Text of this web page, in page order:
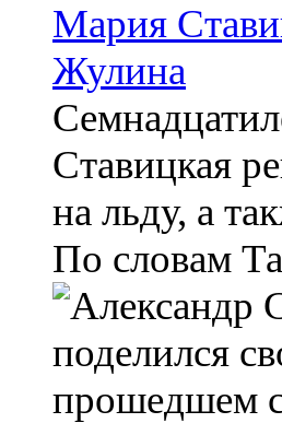
Мария
Жулина
Ставицкая
на льду, а
По словам